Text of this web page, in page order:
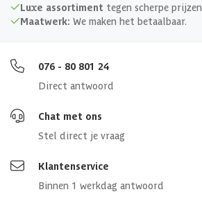
Luxe assortiment tegen scherpe prijzen
Maatwerk: We maken het betaalbaar.
076 - 80 801 24
Direct antwoord
Chat met ons
Stel direct je vraag
Klantenservice
Binnen 1 werkdag antwoord